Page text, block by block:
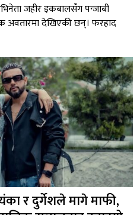
जहीर इकबालसँग पन्जाबी
अवतारमा देखिएकी छन्। फरहाद
र दुर्गेशले मागे माफी,